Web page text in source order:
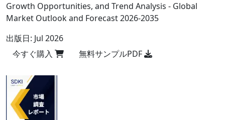
Growth Opportunities, and Trend Analysis - Global
Market Outlook and Forecast 2026-2035
出版日: Jul 2026
今すぐ購入
無料サンプルPDF